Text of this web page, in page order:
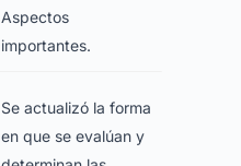
Aspectos
importantes.
Se actualizó la forma
en que se evalúan y